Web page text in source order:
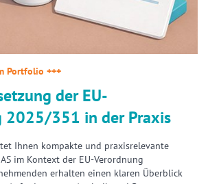
Portfolio +++
der EU-
2025/351 in der Praxis
Ihnen kompakte und praxisrelevante
im Kontext der EU-Verordnung
erhalten einen klaren Überblick